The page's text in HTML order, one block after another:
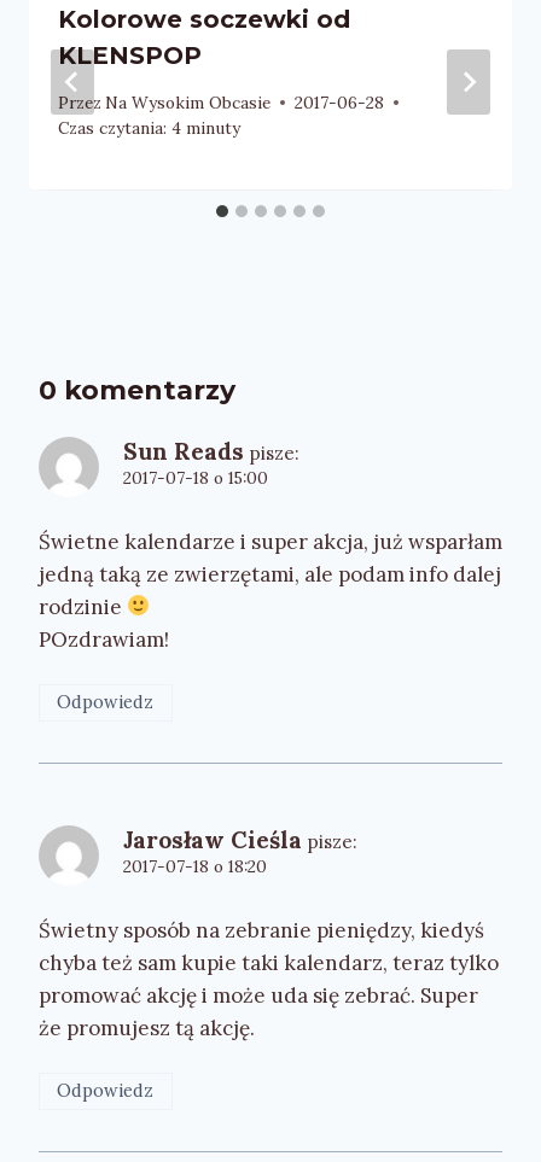
Kolorowe soczewki od
KLENSPOP
Przez Na Wysokim Obcasie
2017-06-28
Czas czytania: 4 minuty
0 komentarzy
Sun Reads pisze:
2017-07-18 o 15:00
Świetne kalendarze i super akcja, już wsparłam
jedną taką ze zwierzętami, ale podam info dalej
rodzinie
POzdrawiam!
Odpowiedz
Jarosław Cieśla pisze:
2017-07-18 o 18:20
Świetny sposób na zebranie pieniędzy, kiedyś
chyba też sam kupie taki kalendarz, teraz tylko
promować akcję i może uda się zebrać. Super
że promujesz tą akcję.
Odpowiedz